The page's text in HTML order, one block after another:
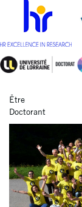
contenu
principal
Être
Doctorant